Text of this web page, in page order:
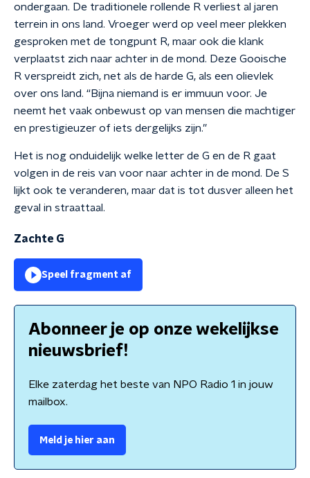
ondergaan. De traditionele rollende R verliest al jaren
terrein in ons land. Vroeger werd op veel meer plekken
gesproken met de tongpunt R, maar ook die klank
verplaatst zich naar achter in de mond. Deze Gooische
R verspreidt zich, net als de harde G, als een olievlek
over ons land. “Bijna niemand is er immuun voor. Je
neemt het vaak onbewust op van mensen die machtiger
en prestigieuzer of iets dergelijks zijn.”
Het is nog onduidelijk welke letter de G en de R gaat
volgen in de reis van voor naar achter in de mond. De S
lijkt ook te veranderen, maar dat is tot dusver alleen het
geval in straattaal.
Zachte G
Speel fragment af
Abonneer je op onze wekelijkse
nieuwsbrief!
Elke zaterdag het beste van NPO Radio 1 in jouw
mailbox.
Meld je hier aan